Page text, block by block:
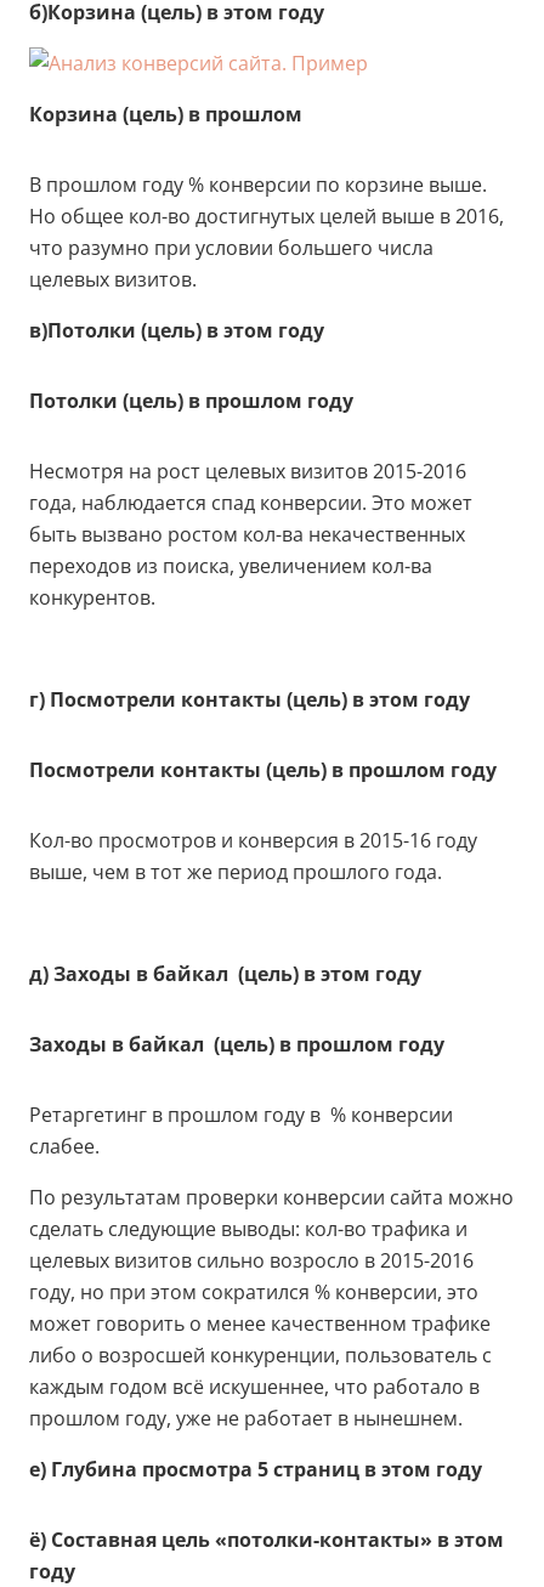
б)Корзина (цель) в этом году
Корзина (цель) в прошлом
В прошлом году % конверсии по корзине выше.
Но общее кол-во достигнутых целей выше в 2016,
что разумно при условии большего числа
целевых визитов.
в)Потолки (цель) в этом году
Потолки (цель) в прошлом году
Несмотря на рост целевых визитов 2015-2016
года, наблюдается спад конверсии. Это может
быть вызвано ростом кол-ва некачественных
переходов из поиска, увеличением кол-ва
конкурентов.
г) Посмотрели контакты (цель) в этом году
Посмотрели контакты (цель) в прошлом году
Кол-во просмотров и конверсия в 2015-16 году
выше, чем в тот же период прошлого года.
д) Заходы в байкал (цель) в этом году
Заходы в байкал (цель) в прошлом году
Ретаргетинг в прошлом году в % конверсии
слабее.
По результатам проверки конверсии сайта можно
сделать следующие выводы: кол-во трафика и
целевых визитов сильно возросло в 2015-2016
году, но при этом сократился % конверсии, это
может говорить о менее качественном трафике
либо о возросшей конкуренции, пользователь с
каждым годом всё искушеннее, что работало в
прошлом году, уже не работает в нынешнем.
е) Глубина просмотра 5 страниц в этом году
ё) Составная цель «потолки-контакты» в этом
году